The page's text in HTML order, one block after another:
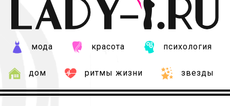
мода красота психология
дом ритмы жизни звезды